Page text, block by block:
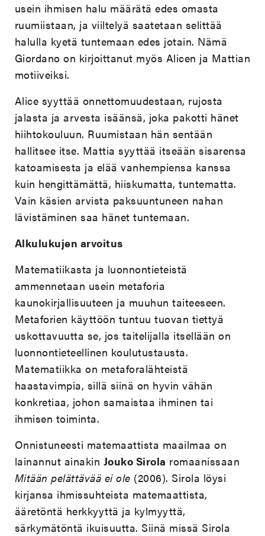
usein ihmisen halu määrätä edes omasta
ruumiistaan, ja viiltelyä saatetaan selittää
halulla kyetä tuntemaan edes jotain. Nämä
Giordano on kirjoittanut myös Alicen ja Mattian
motiiveiksi.
Alice syyttää onnettomuudestaan, rujosta
jalasta ja arvesta isäänsä, joka pakotti hänet
hiihtokouluun. Ruumistaan hän sentään
hallitsee itse. Mattia syyttää itseään sisarensa
katoamisesta ja elää vanhempiensa kanssa
kuin hengittämättä, hiiskumatta, tuntematta.
Vain käsien arvista paksuuntuneen nahan
lävistäminen saa hänet tuntemaan.
Alkulukujen arvoitus
Matematiikasta ja luonnontieteistä
ammennetaan usein metaforia
kaunokirjallisuuteen ja muuhun taiteeseen.
Metaforien käyttöön tuntuu tuovan tiettyä
uskottavuutta se, jos taitelijalla itsellään on
luonnontieteellinen koulutustausta.
Matematiikka on metaforalähteistä
haastavimpia, sillä siinä on hyvin vähän
konkretiaa, johon samaistaa ihminen tai
ihmisen toiminta.
Onnistuneesti matemaattista maailmaa on
lainannut ainakin Jouko Sirola romaanissaan
Mitään pelättävää ei ole (2006). Sirola löysi
kirjansa ihmissuhteista matemaattista,
ääretöntä herkkyyttä ja kylmyyttä,
särkymätöntä ikuisuutta. Siinä missä Sirola